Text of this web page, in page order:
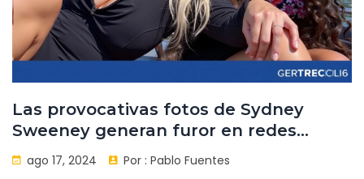
Las provocativas fotos de Sydney
Sweeney generan furor en redes
sociales: ¿El poder del 'thirst trap'?
ago 17, 2024 Por : Pablo Fuentes